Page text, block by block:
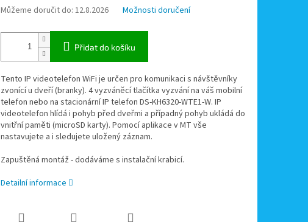
Můžeme doručit do: 12.8.2026 Možnosti doručení
Přidat do košíku
Tento IP videotelefon WiFi je určen pro komunikaci s návštěvníky
zvonící u dveří (branky). 4 vyzváněcí tlačítka vyzvání na váš mobilní
telefon nebo na stacionární IP telefon DS-KH6320-WTE1-W. IP
videotelefon hlídá i pohyb před dveřmi a případný pohyb ukládá do
vnitřní paměti (microSD karty). Pomocí aplikace v MT vše
nastavujete a i sledujete uložený záznam.
Zapuštěná montáž - dodáváme s instalační krabicí.
Detailní informace